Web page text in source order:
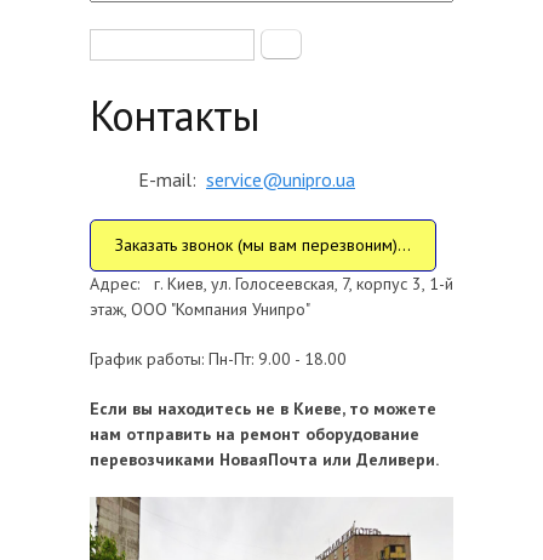
Поиск
Контакты
E-mail: service@unipro.ua
Заказать звонок (мы вам перезвоним)...
Адрес: г. Киев, ул. Голосеевская, 7, корпус 3, 1-й
этаж, ООО "Компания Унипро"
График работы: Пн-Пт: 9.00 - 18.00
Если вы находитесь не в Киеве, то можете
нам отправить на ремонт оборудование
перевозчиками НоваяПочта или Деливери.